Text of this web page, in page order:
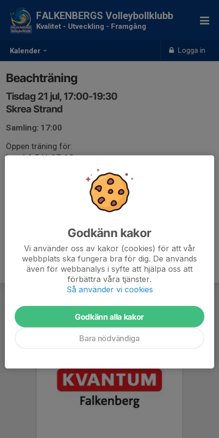
Kalender Logga in
FALKENBERGS Volleybollklubb
Kvalitet - Utveckling - Framgång
Beachträning
Tisdag 21 jul, 17:00-19:30
Skrea Strand
Samling: 17:00
Öppen träning för:
Level 4-5 kl. 17-18
Godkänn kakor
Vi använder oss av kakor (cookies) för att vår
webbplats ska fungera bra för dig. De används
även för webbanalys i syfte att hjälpa oss att
förbättra våra tjänster.
Så använder vi cookies
Godkänn alla kakor
Bara nödvändiga